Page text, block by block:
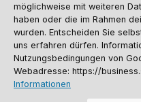
Kundenservice
Informationen
Social Media und Kontakt
Versandinformationen
Batterieentsorgung
möglichweise mit weiteren
haben oder die im Rahmen
wurden. Entscheiden Sie
uns erfahren dürfen.
Nutzungsbedingungen von
Webadresse: https://
Informationen